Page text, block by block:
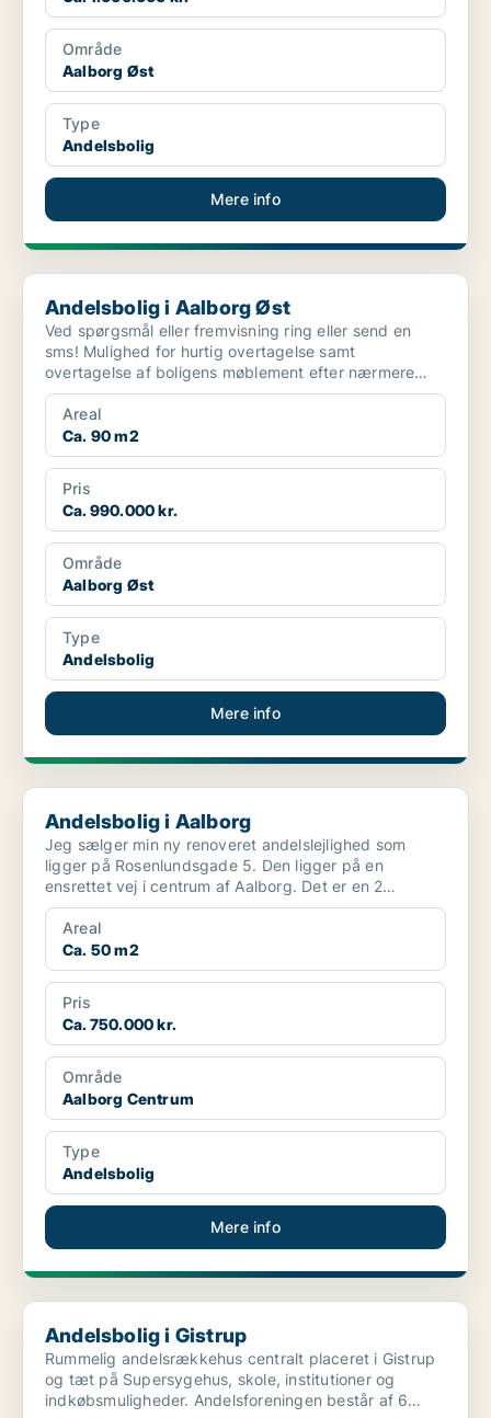
Område
Aalborg Øst
Type
Andelsbolig
Mere info
Andelsbolig i Aalborg Øst
Andelsbolig i Aalborg Øst
Ved spørgsmål eller fremvisning ring eller send en
sms! Mulighed for hurtig overtagelse samt
overtagelse af boligens møblement efter nærmere
aftale. Andels...
Areal
Ca. 90 m2
Pris
Ca. 990.000 kr.
Område
Aalborg Øst
Type
Andelsbolig
Mere info
Andelsbolig i Aalborg
Andelsbolig i Aalborg
Jeg sælger min ny renoveret andelslejlighed som
ligger på Rosenlundsgade 5. Den ligger på en
ensrettet vej i centrum af Aalborg. Det er en 2
værelses lejligh...
Areal
Ca. 50 m2
Pris
Ca. 750.000 kr.
Område
Aalborg Centrum
Type
Andelsbolig
Mere info
Andelsbolig i Gistrup
Andelsbolig i Gistrup
Rummelig andelsrækkehus centralt placeret i Gistrup
og tæt på Supersygehus, skole, institutioner og
indkøbsmuligheder. Andelsforeningen består af 6